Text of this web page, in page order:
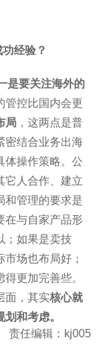
经验？
是要关注海外的
管控比国内会更
局 ，这两点是普
密结合业务出海
体操作策略。公
它人合作、建立
和管理的要求是
在与自家产品形
；如果是卖技
场也布局好；
更加完善些。
面，其实核心就
和考虑。
责任编辑：kj005